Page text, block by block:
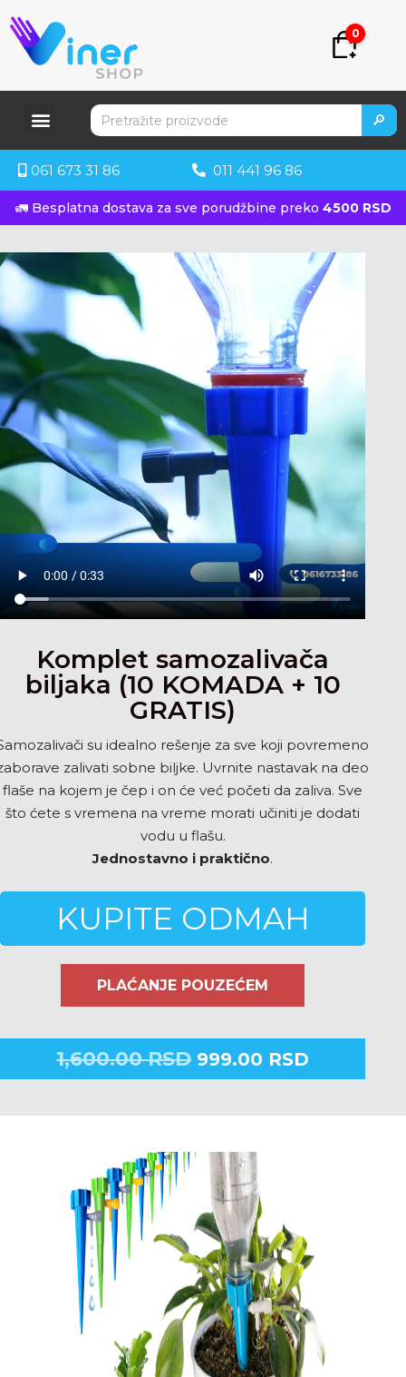
0
🔎
061 673 31 86 011 441 96 86
🚛 Besplatna dostava za sve porudžbine preko 4500 RSD
KUPITE ODMAH
Komplet samozalivača
biljaka (10 KOMADA + 10
GRATIS)
su idealno rešenje za sve koji povremeno
zalivati sobne biljke. Uvrnite nastavak na deo
flaše na kojem je čep i on će već početi da zaliva. Sve
što ćete s vremena na vreme morati učiniti je dodati
vodu u flašu.
Jednostavno i praktično.
KUPITE ODMAH
PLAĆANJE POUZEĆEM
1,600.00RSD 999.00 RSD